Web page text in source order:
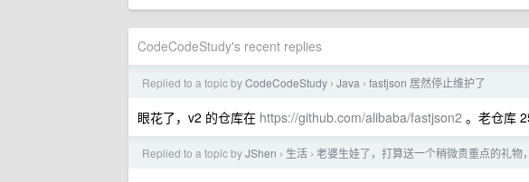
CodeCodeStudy's recent replies
Replied to a topic byCodeCodeStudy › Java › fastjson 居然停止维护了
眼花了，v2 的仓库在 https://github.com/alibaba/fastjson2 。老仓库
Replied to a topic byJShen › 生活 › 老婆生娃了，打算送一个稍微贵重点的礼物